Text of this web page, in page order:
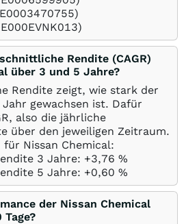
Rendite (CAGR)
über 3 und 5 Jahre?
Rendite zeigt, wie stark der
gewachsen ist. Dafür
also die jährliche
über den jeweiligen Zeitraum.
Nissan Chemical:
3 Jahre: +3,76 %
5 Jahre: +0,60 %
der Nissan Chemical